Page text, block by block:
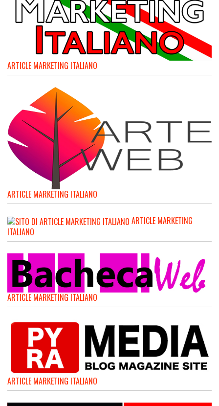
ARTICLE MARKETING ITALIANO
ARTICLE MARKETING ITALIANO
ARTICLE MARKETING
ITALIANO
ARTICLE MARKETING ITALIANO
ARTICLE MARKETING ITALIANO